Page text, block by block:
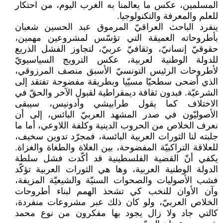
المسلمين، عكس ما يعالمنا به الغرب اليوم، من احتكار
للعلم والمعرفة والتكنولوجيا.
ينفرد الباحث العراقيّ المرموق عبد الحسين شعبان
بأطروحاته العميقة التي تؤسّس لمشروعين مهمين،
حقوقيّ إنسانيّ، وثقافيّ عربيّ، لتجاوز الفشل الذريع
للدولة الوطنية لعربية، عكس الترويج السياسيويّ
لأطروحات الرئيس التونسيّ الأسبق منصف المرزوقي،
الذي أضحى سطحيّا مسيّيا وبطريقة مفضوحة تفتقد إلى
الشرعيّة. فبدون ثقافة ديمقراطية لقبول الآخر والحقّ في
الاختلاف كما يقول طرابيشي وأدونيس، سيبقى
الأصوليّون في صدر المشهد العربيّ البائس، إلى أن
نعرف الخلاص من الحروب الدينية وكلفة اللاوعي، أما ما
جلبته لنا الثورات العربية البائسة، فمجرّد تدوين سخيف،
للعلاقة التراكبيّة المفضوحة، بين الغلاة والطغاة والغزاة.
يكفي أنّ القضية الفلسطينية قد أكّدت فشل سلطة
الدولة الوطنية العربية، وها هي الثورات العربية تؤكّد
فشب الأصوليات والصحوات السنيّة والشيعيّة المزيفة،
وآن الأوان للنخب كي تشحذ الهمم لبناء أطروحات
الخلاص العربيّ، ولو كان ذلك عبر مشروعات منفردة،
كالتي جاد ولا زال يجود بها مفكرون من نوع محمد